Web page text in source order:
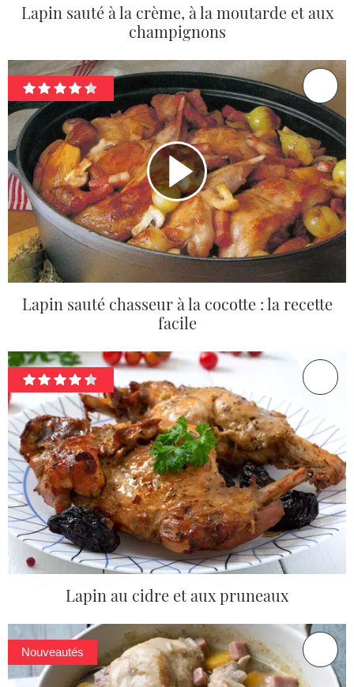
Lapin sauté à la crème, à la moutarde et aux
champignons
Lapin sauté chasseur à la cocotte : la recette
facile
Lapin au cidre et aux pruneaux
Nouveautés